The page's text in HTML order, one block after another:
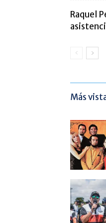
Raquel
Más